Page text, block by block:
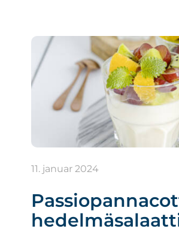
11. januar 2024